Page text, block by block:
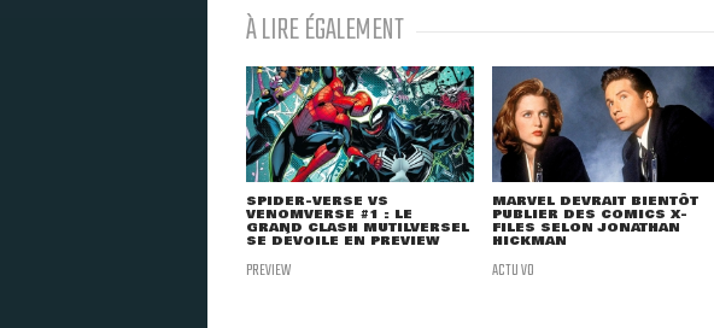
À LIRE ÉGALEMENT
SPIDER-VERSE VS
VENOMVERSE #1 : LE
GRAND CLASH MUTILVERSEL
SE DÉVOILE EN PREVIEW
PREVIEW
MARVEL DEVRAIT BIENTÔT
PUBLIER DES COMICS X-
FILES SELON JONATHAN
HICKMAN
ACTU VO